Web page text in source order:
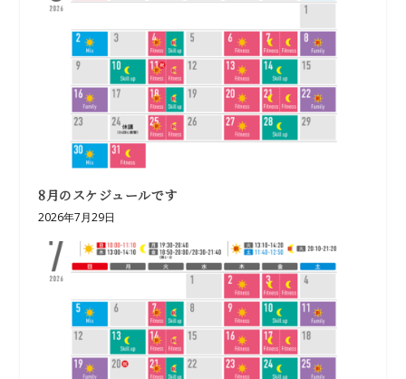
8月のスケジュールです
2026年7月29日